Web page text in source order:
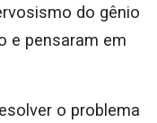
do gênio
e pensaram em
o problema